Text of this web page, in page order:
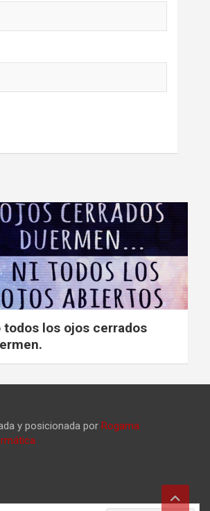
todos los ojos cerrados
y posicionada por Rogama